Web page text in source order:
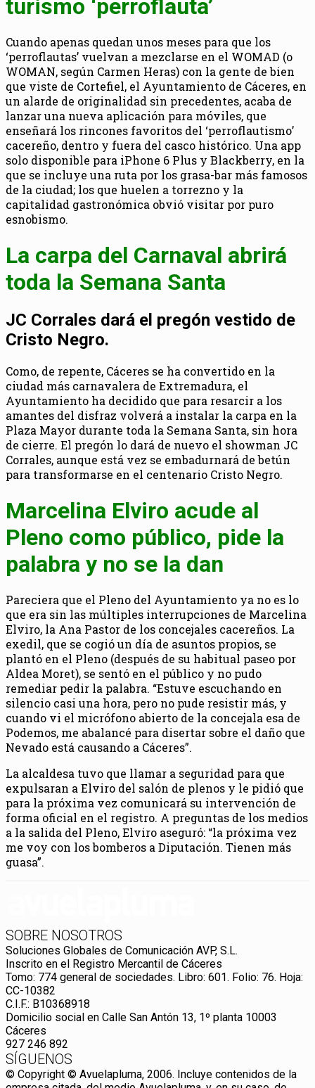
turismo ‘perroflauta’
Cuando apenas quedan unos meses para que los
‘perroflautas’ vuelvan a mezclarse en el WOMAD (o
WOMAN, según Carmen Heras) con la gente de bien
que viste de Cortefiel, el Ayuntamiento de Cáceres, en
un alarde de originalidad sin precedentes, acaba de
lanzar una nueva aplicación para móviles, que
enseñará los rincones favoritos del ‘perroflautismo’
cacereño, dentro y fuera del casco histórico. Una app
solo disponible para iPhone 6 Plus y Blackberry, en la
que se incluye una ruta por los grasa-bar más famosos
de la ciudad; los que huelen a torrezno y la
capitalidad gastronómica obvió visitar por puro
esnobismo.
La carpa del Carnaval abrirá
toda la Semana Santa
JC Corrales dará el pregón vestido de
Cristo Negro.
Como, de repente, Cáceres se ha convertido en la
ciudad más carnavalera de Extremadura, el
Ayuntamiento ha decidido que para resarcir a los
amantes del disfraz volverá a instalar la carpa en la
Plaza Mayor durante toda la Semana Santa, sin hora
de cierre. El pregón lo dará de nuevo el showman JC
Corrales, aunque está vez se embadurnará de betún
para transformarse en el centenario Cristo Negro.
Marcelina Elviro acude al
Pleno como público, pide la
palabra y no se la dan
Pareciera que el Pleno del Ayuntamiento ya no es lo
que era sin las múltiples interrupciones de Marcelina
Elviro, la Ana Pastor de los concejales cacereños. La
exedil, que se cogió un día de asuntos propios, se
plantó en el Pleno (después de su habitual paseo por
Aldea Moret), se sentó en el público y no pudo
remediar pedir la palabra. “Estuve escuchando en
silencio casi una hora, pero no pude resistir más, y
cuando vi el micrófono abierto de la concejala esa de
Podemos, me abalancé para disertar sobre el daño que
Nevado está causando a Cáceres”.
La alcaldesa tuvo que llamar a seguridad para que
expulsaran a Elviro del salón de plenos y le pidió que
para la próxima vez comunicará su intervención de
forma oficial en el registro. A preguntas de los medios
a la salida del Pleno, Elviro aseguró: “la próxima vez
me voy con los bomberos a Diputación. Tienen más
guasa”.
SOBRE NOSOTROS
Soluciones Globales de Comunicación AVP, S.L.
Inscrito en el Registro Mercantil de Cáceres
Tomo: 774 general de sociedades. Libro: 601. Folio: 76. Hoja:
CC-10382
C.I.F.: B10368918
Domicilio social en Calle San Antón 13, 1º planta 10003
Cáceres
927 246 892
SÍGUENOS
© Copyright © Avuelapluma, 2006. Incluye contenidos de la